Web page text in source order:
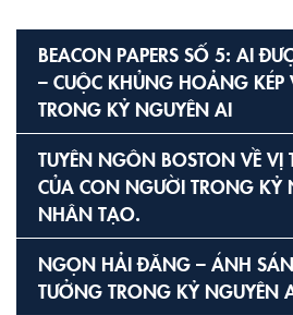
BEACON PAPERS SỐ 5: AI
– CUỘC KHỦNG HOẢNG KÉP
TRONG KỶ NGUYÊN AI
TUYÊN NGÔN BOSTON VỀ VỊ
CỦA CON NGƯỜI TRONG KỶ
NHÂN TẠO.
NGỌN HẢI ĐĂNG – ÁNH
TƯỞNG TRONG KỶ NGUYÊN